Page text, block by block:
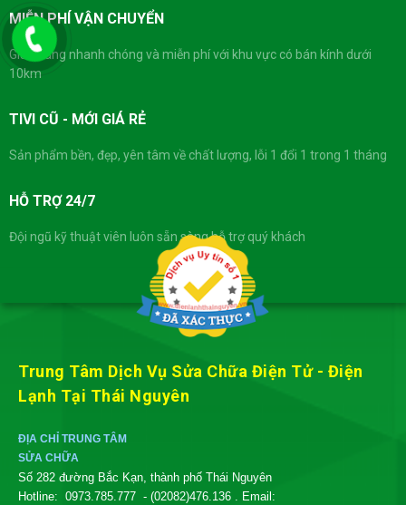
MIỄN PHÍ VẬN CHUYỂN
Giao hàng nhanh chóng và miễn phí với khu vực có bán kính dưới
10km
TIVI CŨ - MỚI GIÁ RẺ
Sản phẩm bền, đẹp, yên tâm về chất lượng, lỗi 1 đổi 1 trong 1 tháng
HỖ TRỢ 24/7
Đội ngũ kỹ thuật viên luôn sẵn sàng hỗ trợ quý khách
Trung Tâm Dịch Vụ Sửa Chữa Điện Tử - Điện
Lạnh Tại Thái Nguyên
ĐỊA CHỈ TRUNG TÂM
SỬA CHỮA
Số 282 đường Bắc Kạn, thành phố Thái Nguyên
Hotline: 0973.785.777 - (02082)476.136
. Email: